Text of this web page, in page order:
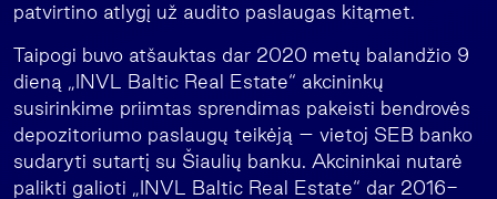
patvirtino atlygį už audito paslaugas kitąmet.
Taipogi buvo atšauktas dar 2020 metų balandžio 9
dieną „INVL Baltic Real Estate“ akcininkų
susirinkime priimtas sprendimas pakeisti bendrovės
depozitoriumo paslaugų teikėją – vietoj SEB banko
sudaryti sutartį su Šiaulių banku. Akcininkai nutarė
palikti galioti „INVL Baltic Real Estate“ dar 2016-